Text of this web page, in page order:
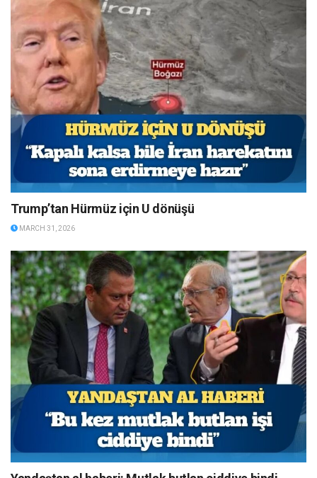
Trump’tan Hürmüz için U dönüşü
MARCH 31, 2026